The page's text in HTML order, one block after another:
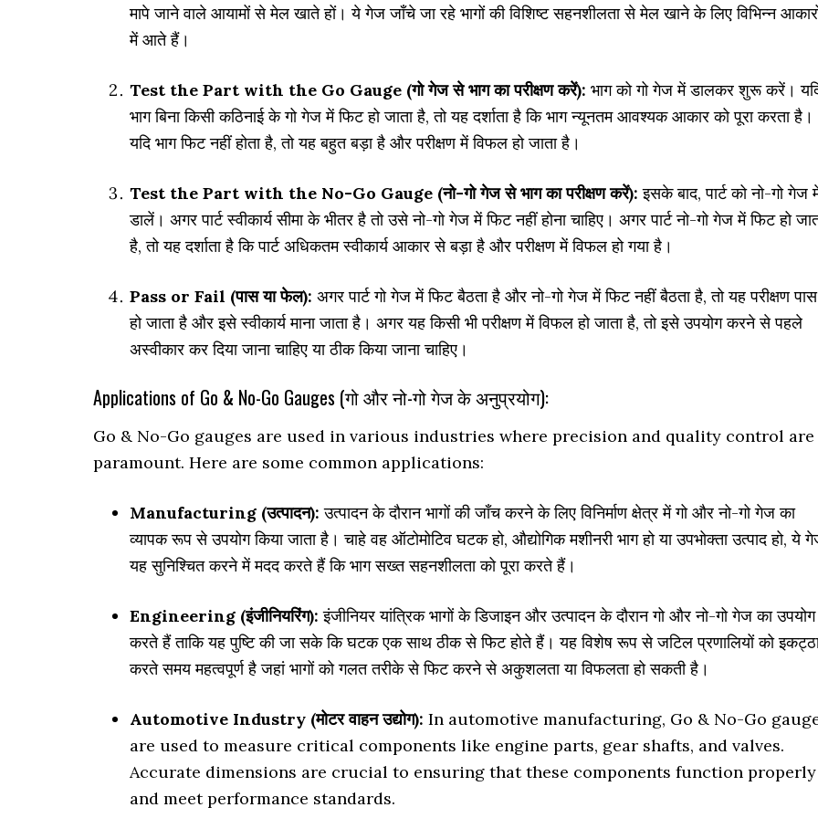
मापे जाने वाले आयामों से मेल खाते हों। ये गेज जाँचे जा रहे भागों की विशिष्ट सहनशीलता से मेल खाने के लिए विभिन्न
में आते हैं।
Test the Part with the Go Gauge (गो गेज से भाग का परीक्षण करें): भाग को गो गेज में डालकर शुरू करें।
भाग बिना किसी कठिनाई के गो गेज में फिट हो जाता है, तो यह दर्शाता है कि भाग न्यूनतम आवश्यक आकार को पूरा करता है।
यदि भाग फिट नहीं होता है, तो यह बहुत बड़ा है और परीक्षण में विफल हो जाता है।
Test the Part with the No-Go Gauge (नो-गो गेज से भाग का परीक्षण करें): इसके बाद, पार्ट को नो-गो गेज
डालें। अगर पार्ट स्वीकार्य सीमा के भीतर है तो उसे नो-गो गेज में फिट नहीं होना चाहिए। अगर पार्ट नो-गो गेज में फिट हो
है, तो यह दर्शाता है कि पार्ट अधिकतम स्वीकार्य आकार से बड़ा है और परीक्षण में विफल हो गया है।
Pass or Fail (पास या फेल): अगर पार्ट गो गेज में फिट बैठता है और नो-गो गेज में फिट नहीं बैठता है, तो यह परीक्षण पास
हो जाता है और इसे स्वीकार्य माना जाता है। अगर यह किसी भी परीक्षण में विफल हो जाता है, तो इसे उपयोग करने से पहले
अस्वीकार कर दिया जाना चाहिए या ठीक किया जाना चाहिए।
Applications of Go & No-Go Gauges (गो और नो-गो गेज के अनुप्रयोग):
Go & No-Go gauges are used in various industries where precision and quality control are
paramount. Here are some common applications:
Manufacturing (उत्पादन): उत्पादन के दौरान भागों की जाँच करने के लिए विनिर्माण क्षेत्र में गो और नो-गो गेज का
व्यापक रूप से उपयोग किया जाता है। चाहे वह ऑटोमोटिव घटक हो, औद्योगिक मशीनरी भाग हो या उपभोक्ता उत्पाद हो, ये
यह सुनिश्चित करने में मदद करते हैं कि भाग सख्त सहनशीलता को पूरा करते हैं।
Engineering (इंजीनियरिंग): इंजीनियर यांत्रिक भागों के डिजाइन और उत्पादन के दौरान गो और नो-गो गेज का उपयोग
करते हैं ताकि यह पुष्टि की जा सके कि घटक एक साथ ठीक से फिट होते हैं। यह विशेष रूप से जटिल प्रणालियों को
करते समय महत्वपूर्ण है जहां भागों को गलत तरीके से फिट करने से अकुशलता या विफलता हो सकती है।
Automotive Industry (मोटर वाहन उद्योग): In automotive manufacturing, Go & No-Go
are used to measure critical components like engine parts, gear shafts, and valves.
Accurate dimensions are crucial to ensuring that these components function properly
and meet performance standards.